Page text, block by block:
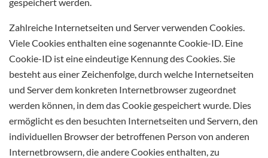
Zahlreiche Internetseiten und Server verwenden Cookies.
Viele Cookies enthalten eine sogenannte Cookie-ID. Eine
Cookie-ID ist eine eindeutige Kennung des Cookies. Sie
besteht aus einer Zeichenfolge, durch welche Internetseiten
und Server dem konkreten Internetbrowser zugeordnet
werden können, in dem das Cookie gespeichert wurde. Dies
ermöglicht es den besuchten Internetseiten und Servern, den
individuellen Browser der betroffenen Person von anderen
Internetbrowsern, die andere Cookies enthalten, zu